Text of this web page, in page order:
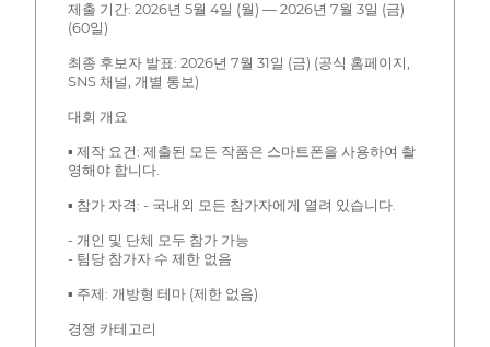
제출 기간: 2026년 5월 4일 (월) — 2026년 7월 3일 (금)
(60일)
최종 후보자 발표: 2026년 7월 31일 (금) (공식 홈페이지,
SNS 채널, 개별 통보)
대회 개요
▪ 제작 요건: 제출된 모든 작품은 스마트폰을 사용하여 촬
영해야 합니다.
▪ 참가 자격: - 국내외 모든 참가자에게 열려 있습니다.
- 개인 및 단체 모두 참가 가능
- 팀당 참가자 수 제한 없음
▪ 주제: 개방형 테마 (제한 없음)
경쟁 카테고리